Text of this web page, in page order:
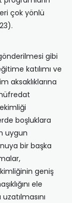
çok yönlü
gibi
katılımı ve
aksaklıklarına
boşluklara
uygun
bir başka
geniş
ele